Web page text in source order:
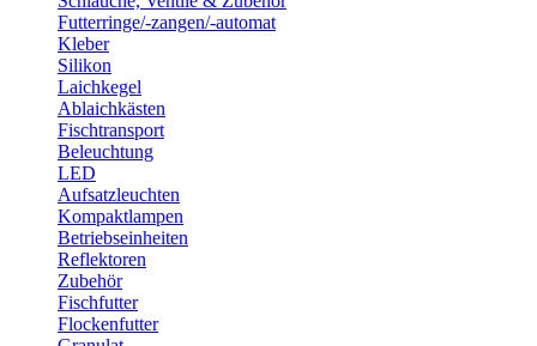
Futterringe/-zangen/-automat
Kleber
Silikon
Laichkegel
Ablaichkästen
Fischtransport
Beleuchtung
LED
Aufsatzleuchten
Kompaktlampen
Betriebseinheiten
Reflektoren
Zubehör
Fischfutter
Flockenfutter